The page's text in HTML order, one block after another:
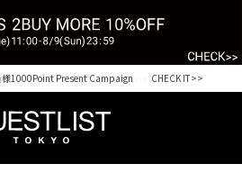
Japan? Visit our Global Site here. >>
員様1000Point Present Campaign CHECK IT>>